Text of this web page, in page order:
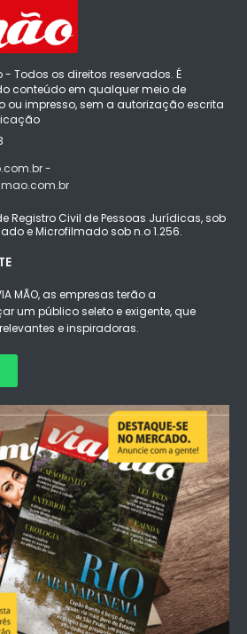
- Todos os direitos reservados. É
conteúdo em qualquer meio de
ou impresso, sem a autorização escrita
-
Registro Civil de Pessoas Jurídicas, sob
e Microfilmado sob n.o 1.256.
MÃO, as empresas terão a
um público seleto e exigente, que
e inspiradoras.